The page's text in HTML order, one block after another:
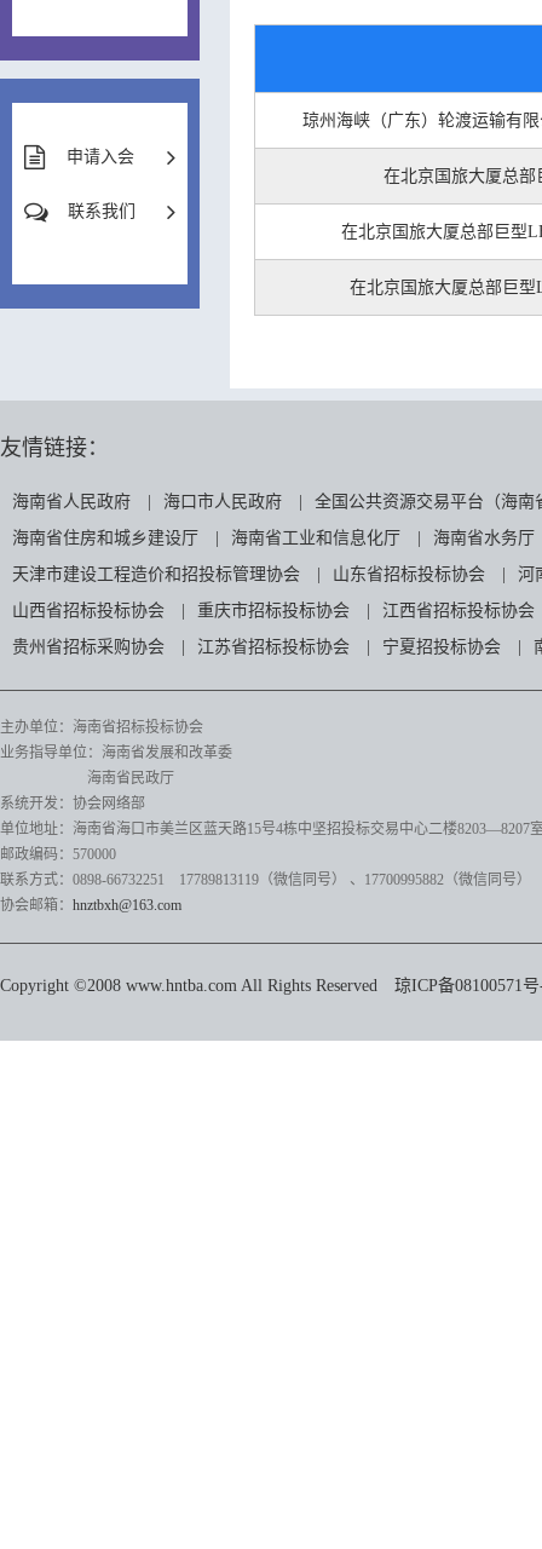
申请入会
联系我们
琼州海峡（广东）轮渡运输有
在北京国旅大厦总
在北京国旅大厦总部巨型
在北京国旅大厦总部巨
友情链接：
海南省人民政府 海口市人民政府
全国公共资源交易平台（海南
海南省住房和城乡建设厅
海南省工业和信息化厅
海南省水务厅
天津市建设工程造价和招投标管理协会
山东省招标投标协会
河
山西省招标投标协会
重庆市招标投标协会
江西省招标投标协会
贵州省招标采购协会
江苏省招标投标协会 宁夏招投标协会
主办单位：海南省招标投标协会
业务指导单位：海南省发展和改革委
海南省民政厅
系统开发：协会网络部
单位地址：海南省海口市美兰区蓝天路15号4栋中坚招投标交易中心二楼8203—8207
邮政编码：570000
联系方式：0898-66732251 17789813119（微信同号）
、17700995882 （微信同号）
协会邮箱： hnztbxh@163.com
Copyright ©2008 www.hntba.com All Rights Reserved 琼ICP备08100571